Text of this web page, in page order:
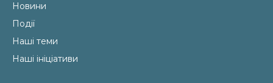
Новини
Події
Наші теми
Наші ініціативи